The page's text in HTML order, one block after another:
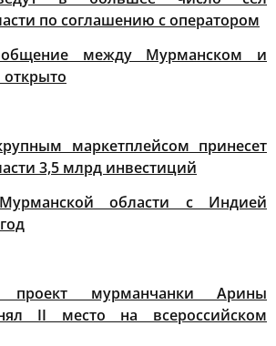
по соглашению с оператором
между Мурманском и
маркетплейсом принесет
3,5 млрд инвестиций
области с Индией
проект мурманчанки Арины
II место на всероссийском